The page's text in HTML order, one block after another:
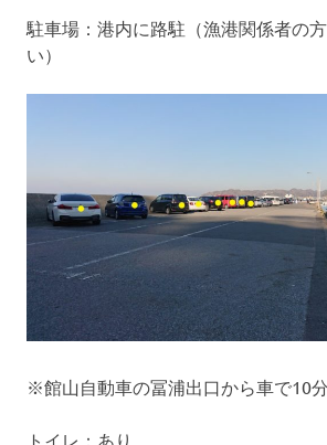
駐車場：港内に路駐（漁港関係者の
い）
※館山自動車の冨浦出口から車で10分
トイレ：あり